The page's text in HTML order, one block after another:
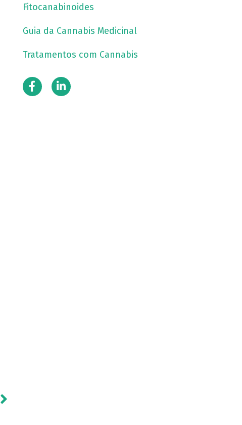
Fitocanabinoides
Guia da Cannabis Medicinal
Tratamentos com Cannabis